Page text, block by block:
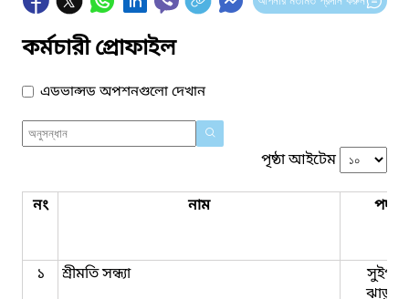
কর্মচারী প্রোফাইল
এডভান্সড অপশনগুলো দেখান
পৃষ্ঠা আইটেম
নং নাম পদবি
১ শ্রীমতি সন্ধ্যা